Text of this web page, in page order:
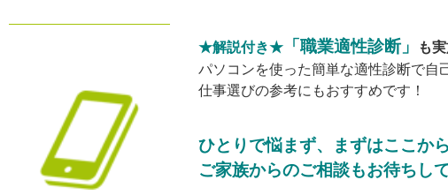
★解説付き★ 「職業適性診断」
も実
パソコンを使った簡単な適性診断で自
仕事選びの参考にもおすすめです！
ひとりで悩まず、まずはここか
ご家族からのご相談もお待ちし